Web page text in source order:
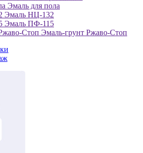
Эмаль для пола
Эмаль НЦ-132
Эмаль ПФ-115
Эмаль-грунт Ржаво-Стоп